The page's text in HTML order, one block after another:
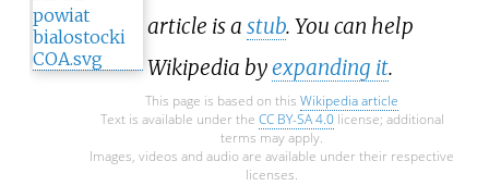
article is a stub. You can help
Wikipedia byexpanding it.
This page is based on this Wikipedia article
Text is available under the CC BY-SA 4.0license; additional
terms may apply.
Images, videos and audio are available under their respective
licenses.